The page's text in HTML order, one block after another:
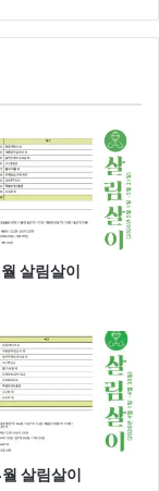
살림살이
살림살이